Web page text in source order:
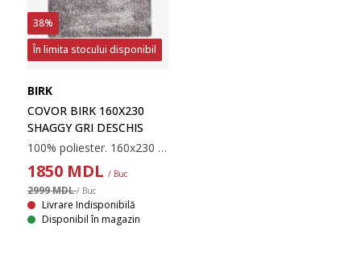
38%
În limita stocului disponibil
BIRK
COVOR BIRK 160X230
SHAGGY GRI DESCHIS
100% poliester. 160x230 cm
1850 MDL / Buc
2999 MDL/ Buc
Livrare Indisponibilă
Disponibil în magazin